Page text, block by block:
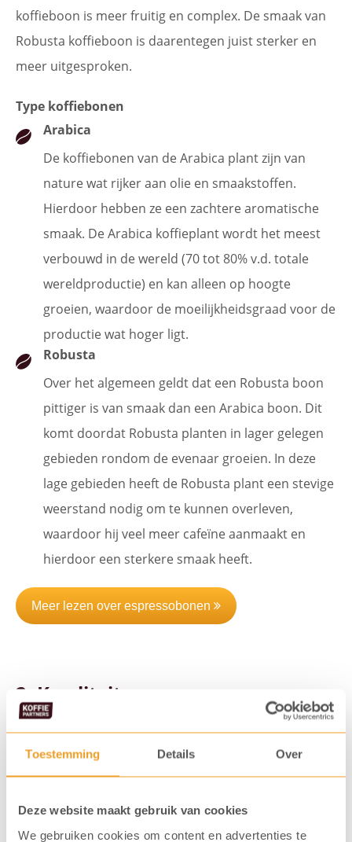
Toestemming Details Over
Deze website maakt gebruik van cookies
We gebruiken cookies om content en advertenties te
koffieboon is meer fruitig en complex. De smaak van
Robusta koffieboon is daarentegen juist sterker en
meer uitgesproken.
Type koffiebonen
Arabica
De koffiebonen van de Arabica plant zijn van
nature wat rijker aan olie en smaakstoffen.
Hierdoor hebben ze een zachtere aromatische
smaak. De Arabica koffieplant wordt het meest
verbouwd in de wereld (70 tot 80% v.d. totale
wereldproductie) en kan alleen op hoogte
groeien, waardoor de moeilijkheidsgraad voor de
productie wat hoger ligt.
Robusta
Over het algemeen geldt dat een Robusta boon
pittiger is van smaak dan een Arabica boon. Dit
komt doordat Robusta planten in lager gelegen
gebieden rondom de evenaar groeien. In deze
lage gebieden heeft de Robusta plant een stevige
weerstand nodig om te kunnen overleven,
waardoor hij veel meer cafeïne aanmaakt en
hierdoor een sterkere smaak heeft.
Meer lezen over espressobonen
2. Kwaliteit
Misschien wel het allerbelangrijkste onderdeel van de
smaak van goede koffie is de kwaliteit van de
koffiebonen. Want de soort koffiebonen (Arabica of